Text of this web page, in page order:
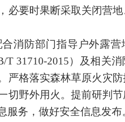
必要时果断采取关闭营
消防部门指导户外露营
T 31710-2015）及相关
严格落实森林草原火灾
切野外用火。提前研判
务，做好安全信息发布